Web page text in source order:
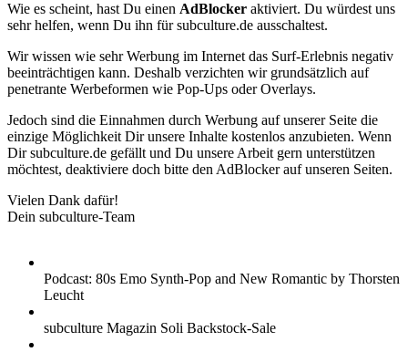
Wie es scheint, hast Du einen AdBlocker aktiviert. Du würdest uns
sehr helfen, wenn Du ihn für subculture.de ausschaltest.
Wir wissen wie sehr Werbung im Internet das Surf-Erlebnis negativ
beeinträchtigen kann. Deshalb verzichten wir grundsätzlich auf
penetrante Werbeformen wie Pop-Ups oder Overlays.
Jedoch sind die Einnahmen durch Werbung auf unserer Seite die
einzige Möglichkeit Dir unsere Inhalte kostenlos anzubieten. Wenn
Dir subculture.de gefällt und Du unsere Arbeit gern unterstützen
möchtest, deaktiviere doch bitte den AdBlocker auf unseren Seiten.
Vielen Dank dafür!
Dein subculture-Team
Podcast: 80s Emo Synth-Pop and New Romantic by Thorsten
Leucht
subculture Magazin Soli Backstock-Sale